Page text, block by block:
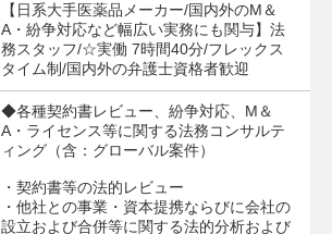
【日系大手医薬品メーカー/国内外のM＆
A・紛争対応など幅広い実務にも関与】法
務スタッフ/☆実働 7時間40分/フレックス
タイム制/国内外の弁護士資格者歓迎
◆各種契約書レビュー、紛争対応、M＆
A・ライセンス等に関する法務コンサルテ
ィング（含：グローバル案件）
・契約書等の法的レビュー
・他社との事業・資本提携ならびに会社の
設立および合併等に関する法的分析および